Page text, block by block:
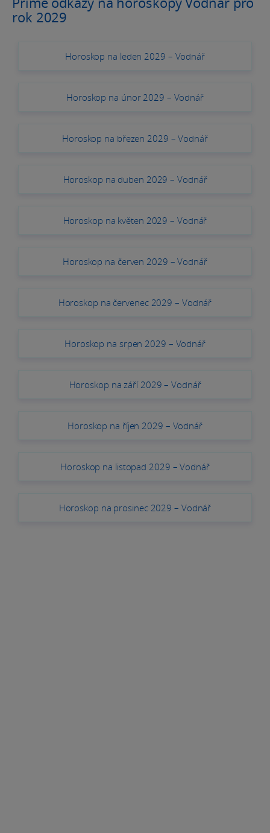
rok 2029
Horoskop na leden 2029 – Vodnář
Horoskop na únor 2029 – Vodnář
Horoskop na březen 2029 – Vodnář
Horoskop na duben 2029 – Vodnář
Horoskop na květen 2029 – Vodnář
Horoskop na červen 2029 – Vodnář
Horoskop na červenec 2029 – Vodnář
Horoskop na srpen 2029 – Vodnář
Horoskop na září 2029 – Vodnář
Horoskop na říjen 2029 – Vodnář
Horoskop na listopad 2029 – Vodnář
Horoskop na prosinec 2029 – Vodnář